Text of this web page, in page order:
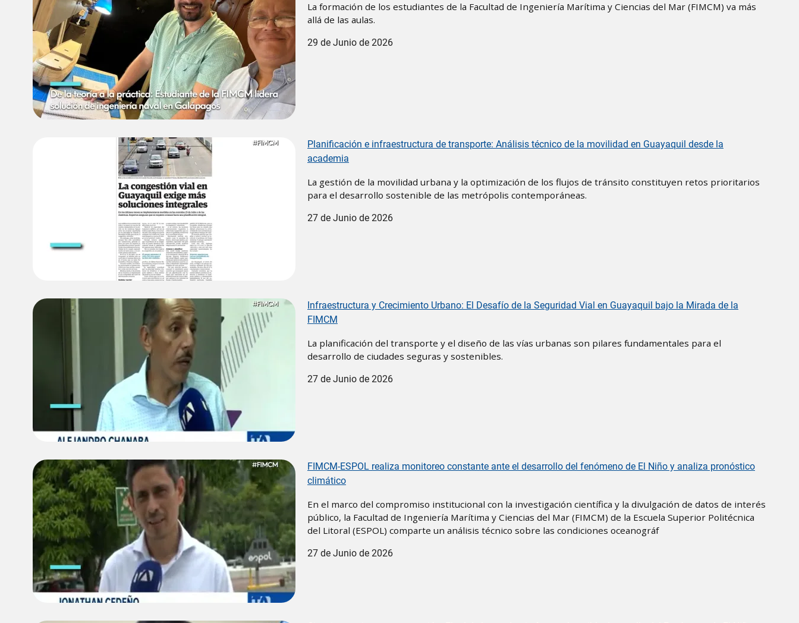
La formación de los estudiantes de la Facultad de Ingeniería Marítima y Ciencias del Mar (FIMCM) va más
allá de las aulas.
29 de Junio de 2026
Planificación e infraestructura de transporte: Análisis técnico de la movilidad en Guayaquil desde la
academia
La gestión de la movilidad urbana y la optimización de los flujos de tránsito constituyen retos prioritarios
para el desarrollo sostenible de las metrópolis contemporáneas.
27 de Junio de 2026
Infraestructura y Crecimiento Urbano: El Desafío de la Seguridad Vial en Guayaquil bajo la Mirada de la
FIMCM
La planificación del transporte y el diseño de las vías urbanas son pilares fundamentales para el
desarrollo de ciudades seguras y sostenibles.
27 de Junio de 2026
FIMCM-ESPOL realiza monitoreo constante ante el desarrollo del fenómeno de El Niño y analiza pronóstico
climático
En el marco del compromiso institucional con la investigación científica y la divulgación de datos de interés
público, la Facultad de Ingeniería Marítima y Ciencias del Mar (FIMCM) de la Escuela Superior Politécnica
del Litoral (ESPOL) comparte un análisis técnico sobre las condiciones oceanográf
27 de Junio de 2026